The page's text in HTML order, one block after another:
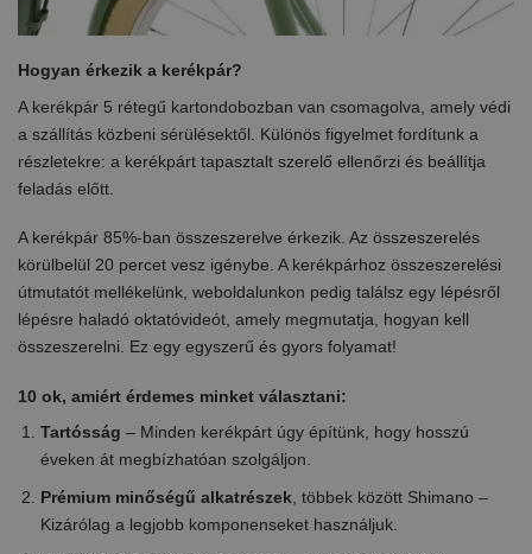
Hogyan érkezik a kerékpár?
A kerékpár 5 rétegű kartondobozban van csomagolva, amely védi
a szállítás közbeni sérülésektől. Különös figyelmet fordítunk a
részletekre: a kerékpárt tapasztalt szerelő ellenőrzi és beállítja
feladás előtt.
A kerékpár 85%-ban összeszerelve érkezik. Az összeszerelés
körülbelül 20 percet vesz igénybe. A kerékpárhoz összeszerelési
útmutatót mellékelünk, weboldalunkon pedig találsz egy lépésről
lépésre haladó oktatóvideót, amely megmutatja, hogyan kell
összeszerelni. Ez egy egyszerű és gyors folyamat!
10 ok, amiért érdemes minket választani:
Tartósság – Minden kerékpárt úgy építünk, hogy hosszú
éveken át megbízhatóan szolgáljon.
Prémium minőségű alkatrészek , többek között Shimano –
Kizárólag a legjobb komponenseket használjuk.